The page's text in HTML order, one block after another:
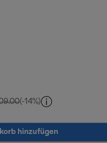
Originalpreis CHF
(-14%)
hinzufügen